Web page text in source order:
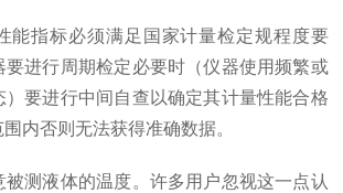
指标必须满足国家计量检定规程度要
要进行周期检定必要时（仪器使用频繁或
）要进行中间自查以确定其计量性能合格
内否则无法获得准确数据。
液体的温度。许多用户忽视这一点认